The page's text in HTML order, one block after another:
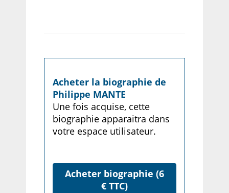
Acheter la biographie de
Philippe MANTE
Une fois acquise, cette
biographie apparaitra dans
votre espace utilisateur.
Acheter biographie (6
€ TTC)